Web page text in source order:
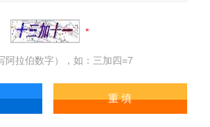
阿拉伯数字），如：三加四=7